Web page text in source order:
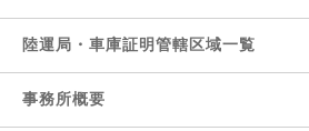
陸運局・車庫証明管轄区域一覧
事務所概要